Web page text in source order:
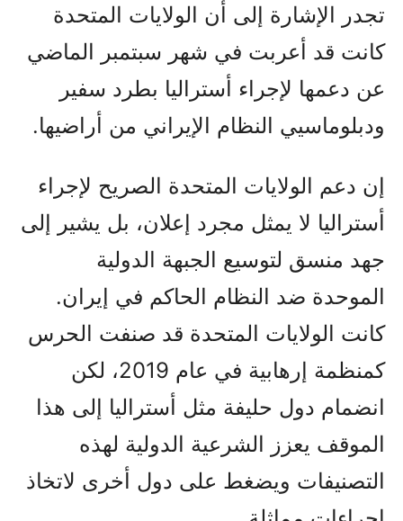
تجدر الإشارة إلى أن الولايات المتحدة
كانت قد أعربت في شهر سبتمبر الماضي
عن دعمها لإجراء أستراليا بطرد سفير
ودبلوماسيي النظام الإيراني من أراضيها.
إن دعم الولايات المتحدة الصريح لإجراء
أستراليا لا يمثل مجرد إعلان، بل يشير إلى
جهد منسق لتوسيع الجبهة الدولية
الموحدة ضد النظام الحاكم في إيران.
كانت الولايات المتحدة قد صنفت الحرس
كمنظمة إرهابية في عام 2019، لكن
انضمام دول حليفة مثل أستراليا إلى هذا
الموقف يعزز الشرعية الدولية لهذه
التصنيفات ويضغط على دول أخرى لاتخاذ